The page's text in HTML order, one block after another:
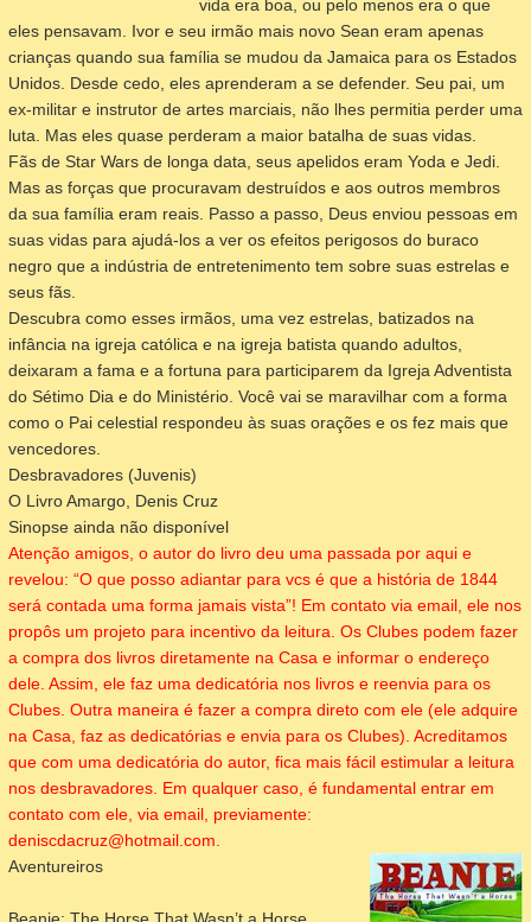
vida era boa, ou pelo menos era o que
eles pensavam. Ivor e seu irmão mais novo Sean eram apenas
crianças quando sua família se mudou da Jamaica para os Estados
Unidos. Desde cedo, eles aprenderam a se defender. Seu pai, um
ex-militar e instrutor de artes marciais, não lhes permitia perder uma
luta. Mas eles quase perderam a maior batalha de suas vidas.
Fãs de Star Wars de longa data, seus apelidos eram Yoda e Jedi.
Mas as forças que procuravam destruídos e aos outros membros
da sua família eram reais. Passo a passo, Deus enviou pessoas em
suas vidas para ajudá-los a ver os efeitos perigosos do buraco
negro que a indústria de entretenimento tem sobre suas estrelas e
seus fãs.
Descubra como esses irmãos, uma vez estrelas, batizados na
infância na igreja católica e na igreja batista quando adultos,
deixaram a fama e a fortuna para participarem da Igreja Adventista
do Sétimo Dia e do Ministério. Você vai se maravilhar com a forma
como o Pai celestial respondeu às suas orações e os fez mais que
vencedores.
Desbravadores (Juvenis)
O Livro Amargo, Denis Cruz
Sinopse ainda não disponível
Atenção amigos, o autor do livro deu uma passada por aqui e
revelou: “O que posso adiantar para vcs é que a história de 1844
será contada uma forma jamais vista”! Em contato via email, ele nos
propôs um projeto para incentivo da leitura. Os Clubes podem fazer
a compra dos livros diretamente na Casa e informar o endereço
dele. Assim, ele faz uma dedicatória nos livros e reenvia para os
Clubes. Outra maneira é fazer a compra direto com ele (ele adquire
na Casa, faz as dedicatórias e envia para os Clubes). Acreditamos
que com uma dedicatória do autor, fica mais fácil estimular a leitura
nos desbravadores. Em qualquer caso, é fundamental entrar em
contato com ele, via email, previamente:
deniscdacruz@hotmail.com.
Aventureiros
Beanie: The Horse That Wasn’t a Horse